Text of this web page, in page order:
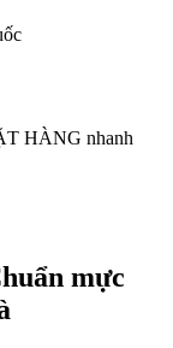
HÀNG nhanh
mực